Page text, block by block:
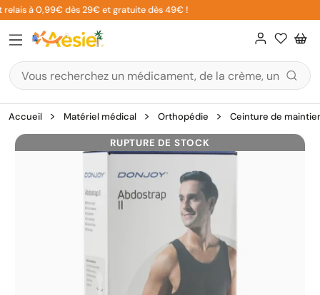
Aller
au
contenu
à 0,99€ dès 29€ et gratuite dès 49€ !
Accueil Matériel médical Orthopédie Ceinture de
RUPTURE DE STOCK